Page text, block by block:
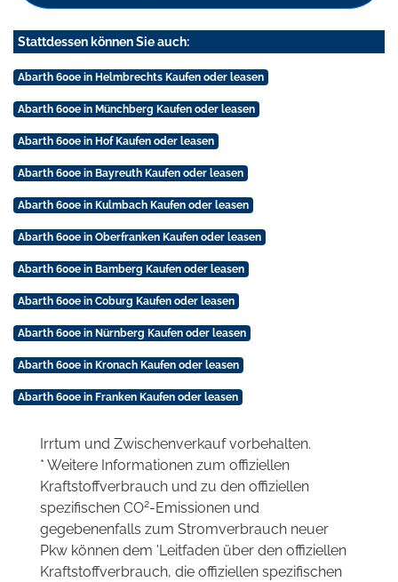
Stattdessen können Sie auch:
Abarth 600e in Helmbrechts Kaufen oder leasen
Abarth 600e in Münchberg Kaufen oder leasen
Abarth 600e in Hof Kaufen oder leasen
Abarth 600e in Bayreuth Kaufen oder leasen
Abarth 600e in Kulmbach Kaufen oder leasen
Abarth 600e in Oberfranken Kaufen oder leasen
Abarth 600e in Bamberg Kaufen oder leasen
Abarth 600e in Coburg Kaufen oder leasen
Abarth 600e in Nürnberg Kaufen oder leasen
Abarth 600e in Kronach Kaufen oder leasen
Abarth 600e in Franken Kaufen oder leasen
Irrtum und Zwischenverkauf vorbehalten.
* Weitere Informationen zum offiziellen
Kraftstoffverbrauch und zu den offiziellen
spezifischen CO2-Emissionen und
gegebenenfalls zum Stromverbrauch neuer
Pkw können dem 'Leitfaden über den offiziellen
Kraftstoffverbrauch, die offiziellen spezifischen